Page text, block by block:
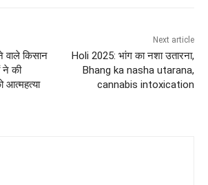
वाले किसान
ने की
आत्महत्या
Next article
Holi 2025: भांग का नशा उतारना,
Bhang ka nasha utarana,
cannabis intoxication